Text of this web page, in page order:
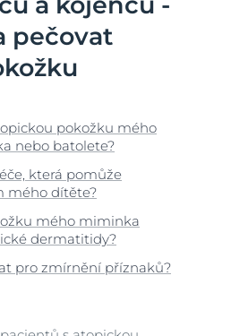
pečovat
pokožku mého
nebo batolete?
která pomůže
mého dítěte?
mého miminka
dermatitidy?
pro zmírnění příznaků?